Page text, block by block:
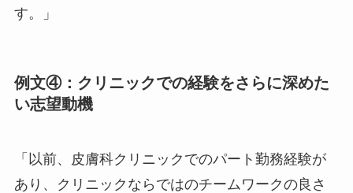
す。」
例文④：クリニックでの経験をさらに深めた
い志望動機
「以前、皮膚科クリニックでのパート勤務経験が
あり、クリニックならではのチームワークの良さ